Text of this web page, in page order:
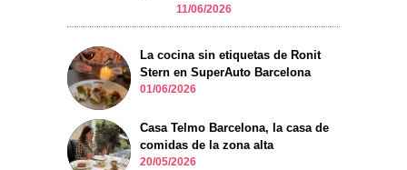
11/06/2026
La cocina sin etiquetas de Ronit
Stern en SuperAuto Barcelona
01/06/2026
Casa Telmo Barcelona, la casa de
comidas de la zona alta
20/05/2026
personalizados.